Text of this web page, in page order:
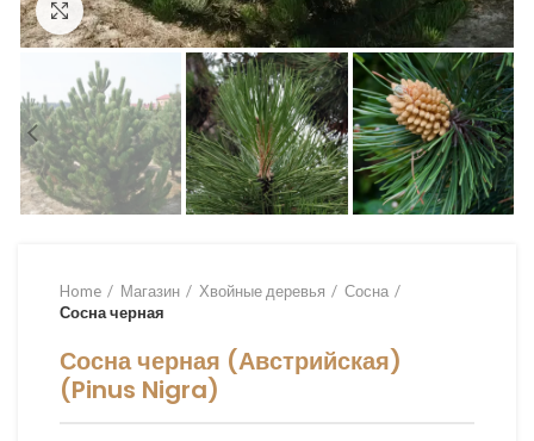
Увеличить
Home Магазин Хвойные деревья
Сосна
Сосна черная
Сосна черная (Австрийская)
(Pinus Nigra)